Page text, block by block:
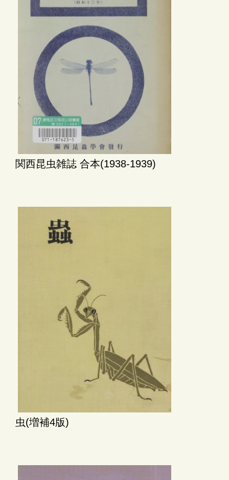
関西昆虫雑誌 合本(1938-1939)
虫(増補4版)